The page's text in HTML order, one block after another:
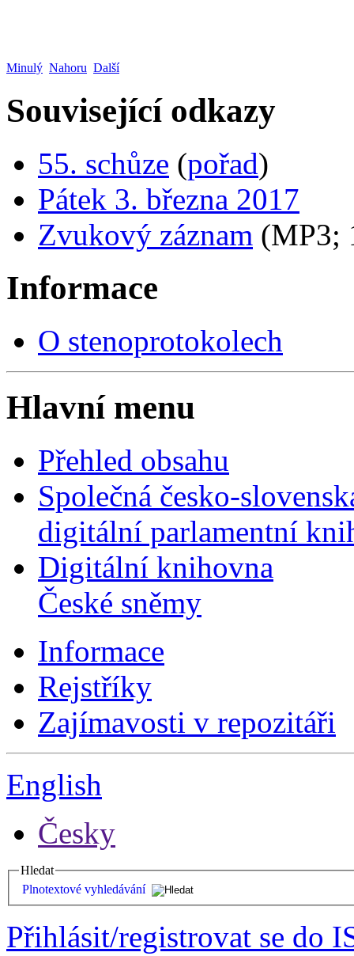
Minulý Nahoru Další
Související odkazy
55. schůze (pořad)
Pátek 3. března 2017
Zvukový záznam (MP3;
Informace
O stenoprotokolech
Hlavní menu
Přehled obsahu
Společná česko-
digitální parlamentní
Digitální knihovna
České sněmy
Informace
Rejstříky
Zajímavosti v repozitáři
English
Česky
Hledat
Plnotextové vyhledávání
Přihlásit/registrovat se do